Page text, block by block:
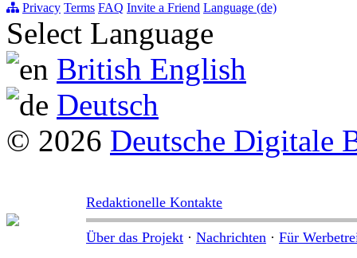
Privacy Terms FAQ Invite a Friend Language (de)
Select Language
British English
Deutsch
© 2026 Deutsche Digitale
Redaktionelle Kontakte
Über das Projekt · Nachrichten · Für